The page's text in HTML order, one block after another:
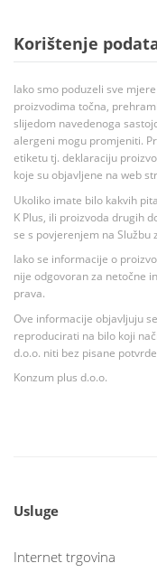
Korištenje
Iako smo poduzeli sve
proizvodima točna,
slijedom navedenoga
alergeni mogu promjeniti.
etiketu tj. deklaraciju
koje su objavljene na web
Ukoliko imate bilo kakvih
K Plus, ili proizvoda drugih
se s povjerenjem na Službu
Iako se informacije o
nije odgovoran za netočne
prava.
Ove informacije objavljuju
reproducirati na bilo koji
d.o.o. niti bez pisane
Konzum plus d.o.o.
Usluge
Internet trgovina